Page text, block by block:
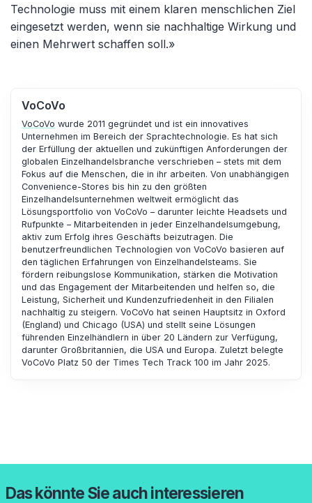
Technologie muss mit einem klaren menschlichen Ziel
eingesetzt werden, wenn sie nachhaltige Wirkung und
einen Mehrwert schaffen soll.»
VoCoVo
VoCoVo wurde 2011 gegründet und ist ein innovatives
Unternehmen im Bereich der Sprachtechnologie. Es hat sich
der Erfüllung der aktuellen und zukünftigen Anforderungen der
globalen Einzelhandelsbranche verschrieben – stets mit dem
Fokus auf die Menschen, die in ihr arbeiten. Von unabhängigen
Convenience-Stores bis hin zu den größten
Einzelhandelsunternehmen weltweit ermöglicht das
Lösungsportfolio von VoCoVo – darunter leichte Headsets und
Rufpunkte – Mitarbeitenden in jeder Einzelhandelsumgebung,
aktiv zum Erfolg ihres Geschäfts beizutragen. Die
benutzerfreundlichen Technologien von VoCoVo basieren auf
den täglichen Erfahrungen von Einzelhandelsteams. Sie
fördern reibungslose Kommunikation, stärken die Motivation
und das Engagement der Mitarbeitenden und helfen so, die
Leistung, Sicherheit und Kundenzufriedenheit in den Filialen
nachhaltig zu steigern. VoCoVo hat seinen Hauptsitz in Oxford
(England) und Chicago (USA) und stellt seine Lösungen
führenden Einzelhändlern in über 20 Ländern zur Verfügung,
darunter Großbritannien, die USA und Europa. Zuletzt belegte
VoCoVo Platz 50 der Times Tech Track 100 im Jahr 2025.
Das könnte Sie auch interessieren